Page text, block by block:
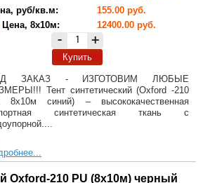
руб/кв.м:
155.00 руб.
Цена, 8х10м:
12400.00 руб.
- +
Купить
ЗАКАЗ - ИЗГОТОВИМ ЛЮБЫЕ
Тент синтетический (Oxford -210
8х10м синий) – высококачественная
синтетическая ткань с
Oxford-210 PU (8х10м) черный